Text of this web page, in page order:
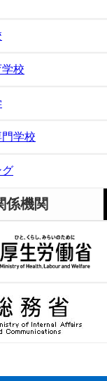
校
学校
グ
係機関